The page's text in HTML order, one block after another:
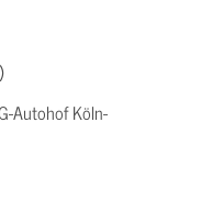
Autohof Köln-